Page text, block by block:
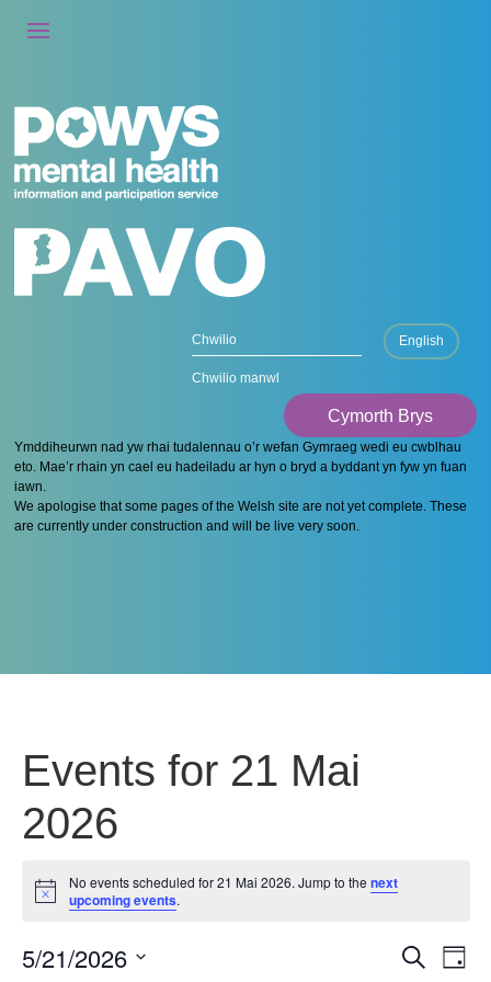
Chwilio manwl
English
Cymorth Brys
Ymddiheurwn nad yw rhai tudalennau o’r wefan Gymraeg wedi eu cwblhau
eto. Mae’r rhain yn cael eu hadeiladu ar hyn o bryd a byddant yn fyw yn fuan
iawn.
We apologise that some pages of the Welsh site are not yet complete. These
are currently under construction and will be live very soon.
Events for 21 Mai
2026
Notice
No events scheduled for 21 Mai 2026. Jump to the next
upcoming events.
Search
Day
5/21/2026